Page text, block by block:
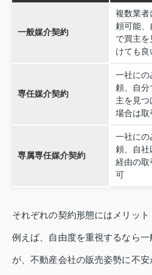
一般媒介契約
複数業者
頼可能、
で買主を
けても良
専任媒介契約
一社にの
頼、自分
主を見つ
場合は取
専属専任媒介契約
一社にの
頼、自社
経由の取
可
それぞれの契約形態にはメリット
例えば、自由度を重視するなら
が、不動産会社の販売姿勢に不